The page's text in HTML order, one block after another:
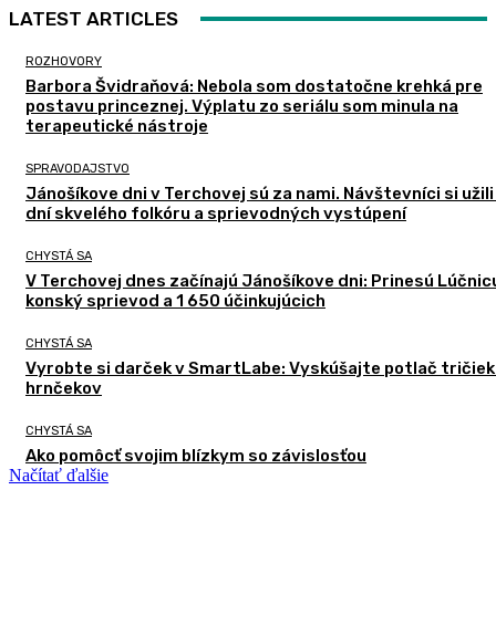
LATEST ARTICLES
ROZHOVORY
Barbora Švidraňová: Nebola som dostatočne krehká pre
postavu princeznej. Výplatu zo seriálu som minula na
terapeutické nástroje
SPRAVODAJSTVO
Jánošíkove dni v Terchovej sú za nami. Návštevníci si
dní skvelého folkóru a sprievodných vystúpení
CHYSTÁ SA
V Terchovej dnes začínajú Jánošíkove dni: Prinesú
konský sprievod a 1 650 účinkujúcich
CHYSTÁ SA
Vyrobte si darček v SmartLabe: Vyskúšajte potlač tričiek
hrnčekov
CHYSTÁ SA
Ako pomôcť svojim blízkym so závislosťou
Načítať ďalšie